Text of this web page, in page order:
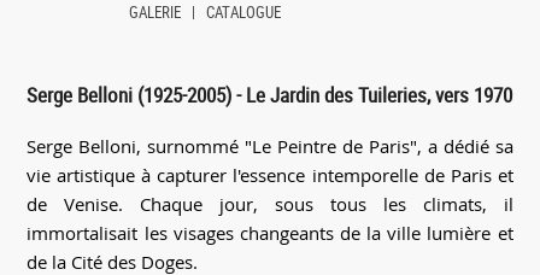
GALERIE CATALOGUE
Serge Belloni (1925-2005) - Le Jardin des Tuileries, vers 1970
Serge Belloni, surnommé "Le Peintre de Paris", a dédié sa
vie artistique à capturer l'essence intemporelle de Paris et
de Venise. Chaque jour, sous tous les climats, il
immortalisait les visages changeants de la ville lumière et
de la Cité des Doges.